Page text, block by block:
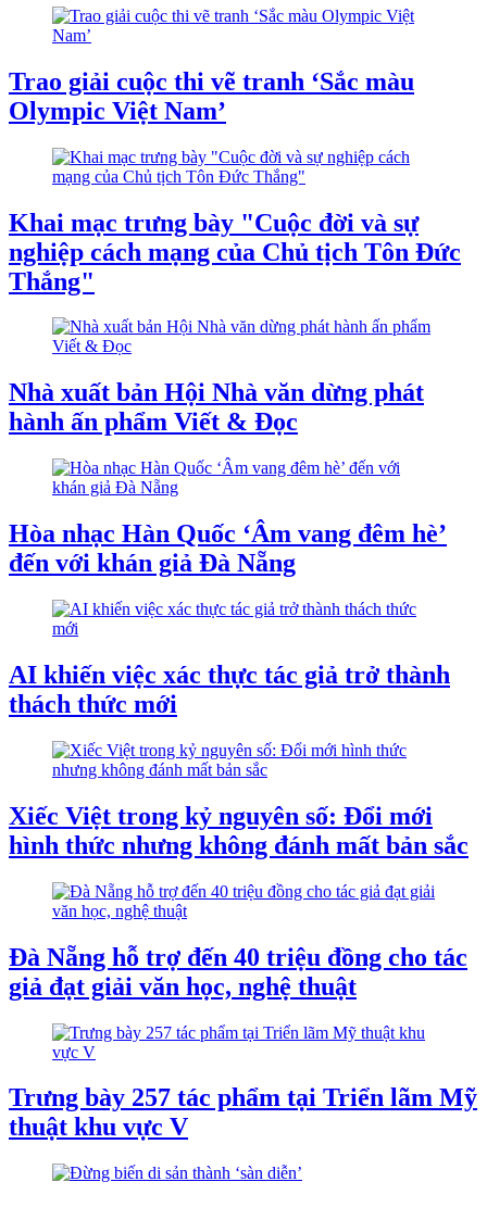
Trao giải cuộc thi vẽ tranh ‘Sắc màu
Olympic Việt Nam’
Khai mạc trưng bày "Cuộc đời và sự
nghiệp cách mạng của Chủ tịch Tôn Đức
Thắng"
Nhà xuất bản Hội Nhà văn dừng phát
hành ấn phẩm Viết & Đọc
Hòa nhạc Hàn Quốc ‘Âm vang đêm hè’
đến với khán giả Đà Nẵng
AI khiến việc xác thực tác giả trở thành
thách thức mới
Xiếc Việt trong kỷ nguyên số: Đổi mới
hình thức nhưng không đánh mất bản sắc
Đà Nẵng hỗ trợ đến 40 triệu đồng cho tác
giả đạt giải văn học, nghệ thuật
Trưng bày 257 tác phẩm tại Triển lãm Mỹ
thuật khu vực V